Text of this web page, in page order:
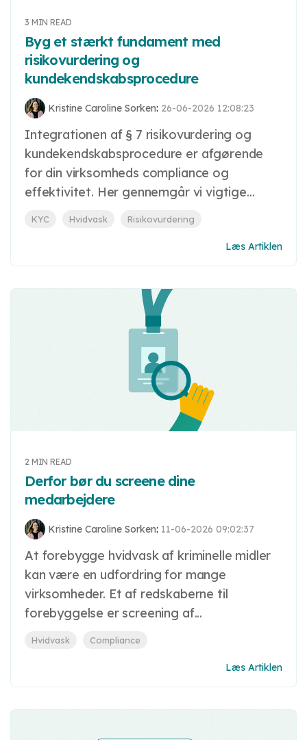
3 MIN READ
Byg et stærkt fundament med
risikovurdering og
kundekendskabsprocedure
Kristine Caroline Sorken: 26-06-2026 12:08:23
Integrationen af § 7 risikovurdering og
kundekendskabsprocedure er afgørende
for din virksomheds compliance og
effektivitet. Her gennemgår vi vigtige...
KYC Hvidvask Risikovurdering
Læs Artiklen
2 MIN READ
Derfor bør du screene dine
medarbejdere
Kristine Caroline Sorken: 11-06-2026 09:02:37
At forebygge hvidvask af kriminelle midler
kan være en udfordring for mange
virksomheder. Et af redskaberne til
forebyggelse er screening af...
Hvidvask Compliance
Læs Artiklen